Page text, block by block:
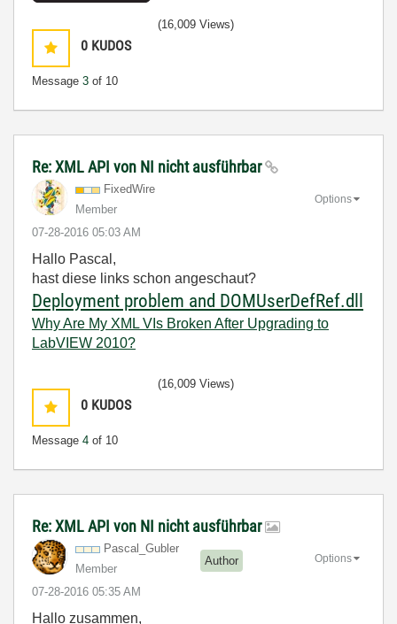
0 KUDOS
Message 3 of 10
(16,009 Views)
Re: XML API von NI nicht ausführbar
FixedWire
Member
‎07-28-2016 05:03 AM
Options
Hallo Pascal,
hast diese links schon angeschaut?
Deployment problem and DOMUserDefRef.dll
Why Are My XML VIs Broken After Upgrading to
LabVIEW 2010?
0 KUDOS
Message 4 of 10
(16,009 Views)
Re: XML API von NI nicht ausführbar
Pascal_Gubler
Member
Author
‎07-28-2016 05:35 AM
Options
Hallo zusammen,